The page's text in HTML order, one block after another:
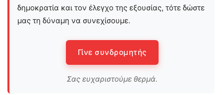
δημοκρατία και τον έλεγχο της εξουσίας, τότε δώστε
μας τη δύναμη να συνεχίσουμε.
Γίνε συνδρομητής
Σας ευχαριστούμε θερμά.